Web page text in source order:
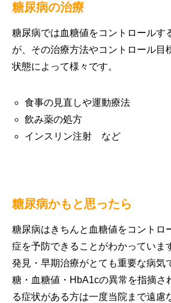
糖尿病の治療
糖尿病では血糖値をコントロールす
が、その治療方法やコントロール目
状態によって様々です。
食事の見直しや運動療法
飲み薬の処方
インスリン注射 など
糖尿病かもと思ったら
糖尿病はきちんと血糖値をコントロ
症を予防できることがわかっていま
発見・早期治療がとても重要な病気
糖・血糖値・HbA1cの異常を指摘さ
る症状がある方は一度当院まで遠慮